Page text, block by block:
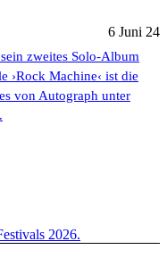
6 Juni 24
zweites Solo-Album
›Rock Machine‹ ist die
von Autograph unter